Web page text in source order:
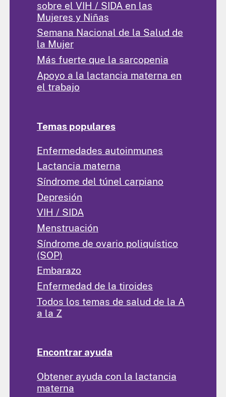
sobre el VIH / SIDA en las
Mujeres y Niñas
Semana Nacional de la Salud de
la Mujer
Más fuerte que la sarcopenia
Apoyo a la lactancia materna en
el trabajo
Temas populares
Enfermedades autoinmunes
Lactancia materna
Síndrome del túnel carpiano
Depresión
VIH / SIDA
Menstruación
Síndrome de ovario poliquístico
(SOP)
Embarazo
Enfermedad de la tiroides
Todos los temas de salud de la A
a la Z
Encontrar ayuda
Obtener ayuda con la lactancia
materna